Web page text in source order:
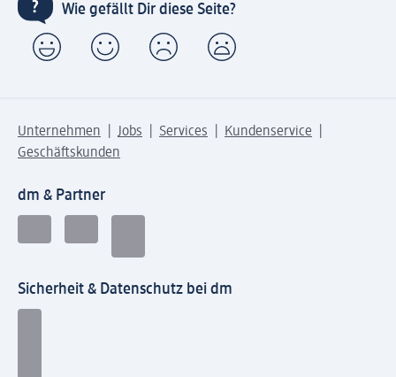
Wie gefällt Dir diese Seite?
Unternehmen Jobs Services
Kundenservice
Geschäftskunden
dm & Partner
Sicherheit & Datenschutz bei dm